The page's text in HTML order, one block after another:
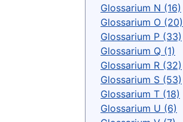
Glossarium N (16)
Glossarium O (20)
Glossarium P (33)
Glossarium Q (1)
Glossarium R (32)
Glossarium S (53)
Glossarium T (18)
Glossarium U (6)